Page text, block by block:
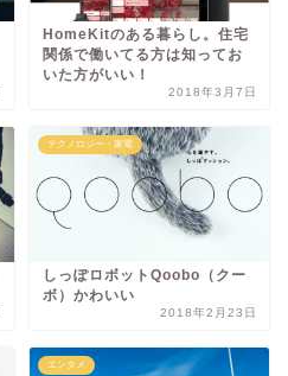
HomeKitのある暮らし。住宅
関係で働いてる方は知ってお
いた方がいい！
2018年3月7日
テクノロジー・家電
しっぽロボットQoobo（クー
ボ）かわいい
2018年2月23日
エンタメ